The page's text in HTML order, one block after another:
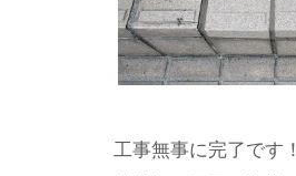
工事無事に完了です！